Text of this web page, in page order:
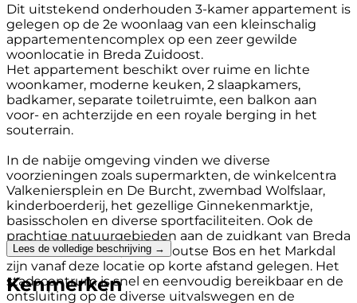
Dit uitstekend onderhouden 3-kamer appartement is
gelegen op de 2e woonlaag van een kleinschalig
appartementencomplex op een zeer gewilde
woonlocatie in Breda Zuidoost.
Het appartement beschikt over ruime en lichte
woonkamer, moderne keuken, 2 slaapkamers,
badkamer, separate toiletruimte, een balkon aan
voor- en achterzijde en een royale berging in het
souterrain.
In de nabije omgeving vinden we diverse
voorzieningen zoals supermarkten, de winkelcentra
Valkeniersplein en De Burcht, zwembad Wolfslaar,
kinderboerderij, het gezellige Ginnekenmarktje,
basisscholen en diverse sportfaciliteiten. Ook de
prachtige natuurgebieden aan de zuidkant van Breda
zoals het Mastbos, Ulvenhoutse Bos en het Markdal
zijn vanaf deze locatie op korte afstand gelegen. Het
stadscentrum is snel en eenvoudig bereikbaar en de
ontsluiting op de diverse uitvalswegen en de
Lees de volledige beschrijving →
Kenmerken